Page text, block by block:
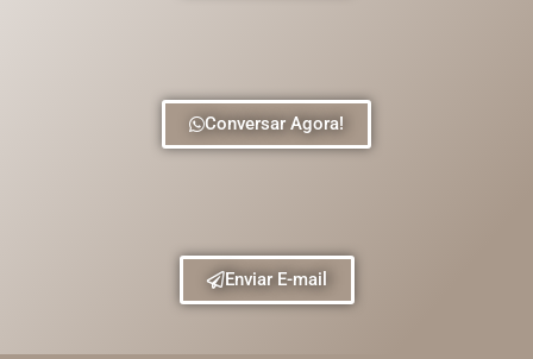
Conversar Agora!
Enviar E-mail